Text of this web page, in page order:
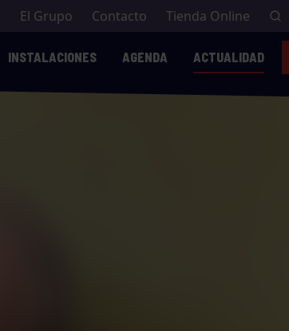
El Grupo Contacto Tienda Online
INSTALACIONES AGENDA ACTUALIDAD